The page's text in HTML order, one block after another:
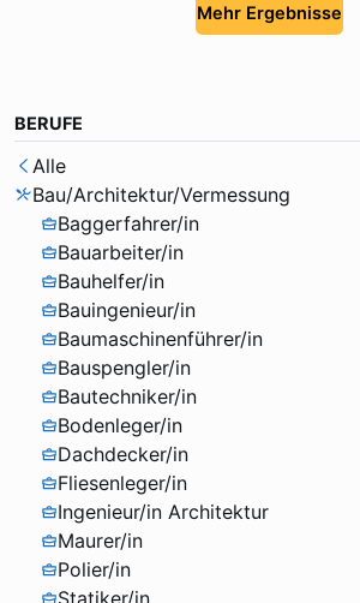
Mehr Ergebnisse
BERUFE
Alle
Bau/Architektur/Vermessung
Baggerfahrer/in
Bauarbeiter/in
Bauhelfer/in
Bauingenieur/in
Baumaschinenführer/in
Bauspengler/in
Bautechniker/in
Bodenleger/in
Dachdecker/in
Fliesenleger/in
Ingenieur/in Architektur
Maurer/in
Polier/in